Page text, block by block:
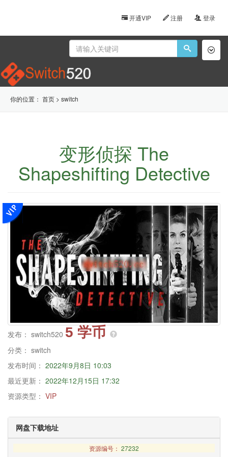
开通VIP 注册 登录
你的位置： 首页 > switch
变形侦探 The
Shapeshifting Detective
发布： switch520 5 学币
分类： switch
发布时间： 2022年9月8日 10:03
最近更新： 2022年12月15日 17:32
资源类型： VIP
网盘下载地址
资源编号： 27232